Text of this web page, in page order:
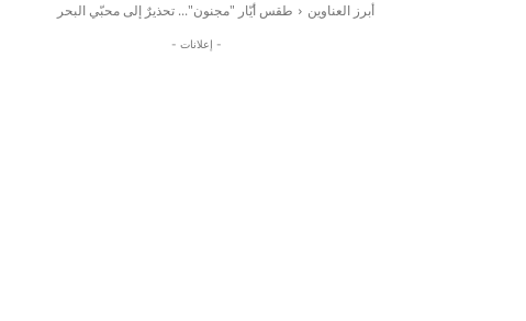
أبرز العناوين طقس أيّار "مجنون"... تحذيرٌ إلى محبّي البحر
- إعلانات -